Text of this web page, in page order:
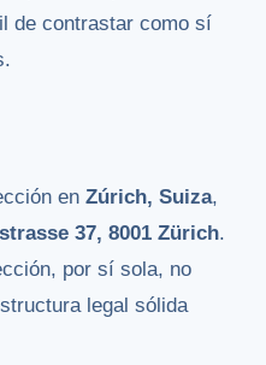
de contrastar como sí
en Zúrich, Suiza,
37, 8001 Zürich.
por sí sola, no
legal sólida